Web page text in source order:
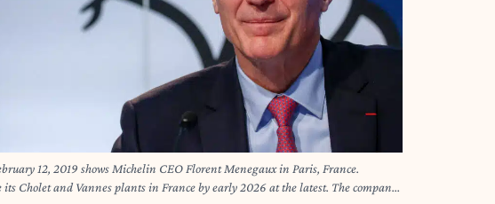
12, 2019 shows Michelin CEO Florent Menegaux in Paris, France.
its Cholet and Vannes plants in France by early 2026 at the latest. The company